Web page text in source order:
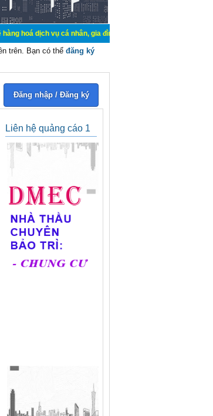
vụ cá nhân, gia đình. Mua bán, ký gửi, cho thuê thiết bị
trên. Bạn có thể đăng ký
Đăng nhập / Đăng ký
Liên hệ quảng cáo 1